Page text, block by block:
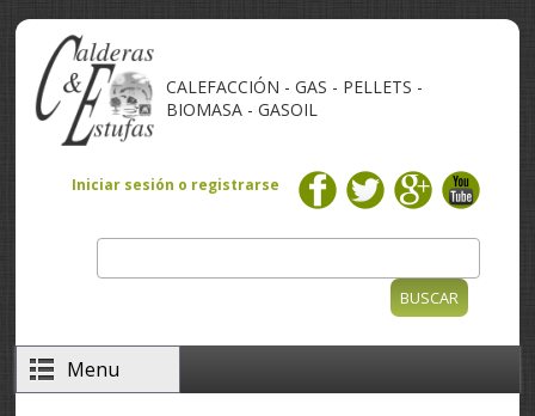
Pasar al contenido principal
CALEFACCIÓN - GAS - PELLETS -
BIOMASA - GASOIL
Iniciar sesión o registrarse
Formulario de búsqueda
Menu